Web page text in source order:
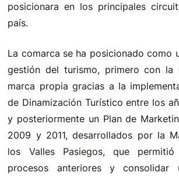
posicionara en los principales
país.
La comarca se ha posicionado como
gestión del turismo, primero con la
marca propia gracias a la
de Dinamización Turístico entre los
y posteriormente un Plan de
2009 y 2011, desarrollados por la
los Valles Pasiegos, que
procesos anteriores y consolidar